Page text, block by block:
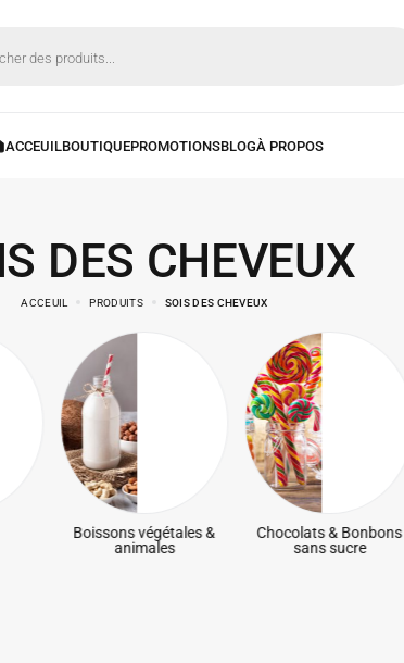
DES CHEVEUX
ACCEUIL PRODUITS SOIS DES CHEVEUX
Boissons végétales &
animales
Chocolats & Bonbons
sans sucre